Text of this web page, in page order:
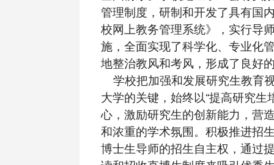
管理制度，研制和开发了具有国
校网上教务管理系统》，实行导
施，全面实现了科学化、专业化
地整治教风和考风，形成了良好
学校把加强和发展研究生教育
大学的关键，始终以“提高研究生
心，激励研究生的创新能力，营
和浓重的学术氛围。积极推进招
博士生导师的招生自主权，通过